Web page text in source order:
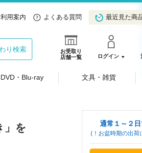
利用案内 よくある質問 最近見た商
お受取り
店舗一覧
ログイン
り検索
DVD・Blu-ray 文具・雑貨
」を
通常１～２
(！お盆時期の出荷